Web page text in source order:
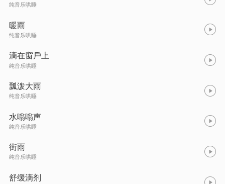
纯音乐哄睡
暖雨
纯音乐哄睡
滴在窗戶上
纯音乐哄睡
瓢泼大雨
纯音乐哄睡
水嗡嗡声
纯音乐哄睡
街雨
纯音乐哄睡
舒缓滴剂